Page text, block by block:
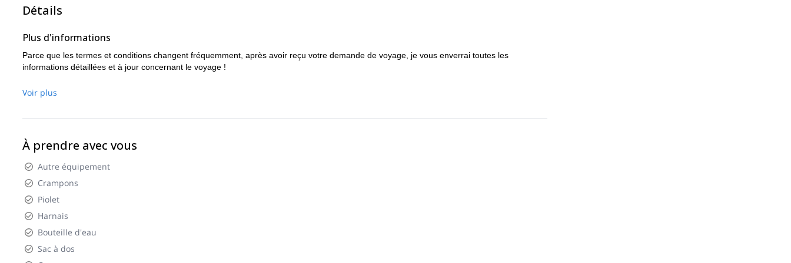
Détails
Plus d'informations
Parce que les termes et conditions changent fréquemment, après avoir reçu votre demande de voyage, je vous enverrai toutes les
informations détaillées et à jour concernant le voyage !
Voir plus
À prendre avec vous
Autre équipement
Crampons
Piolet
Harnais
Bouteille d'eau
Sac à dos